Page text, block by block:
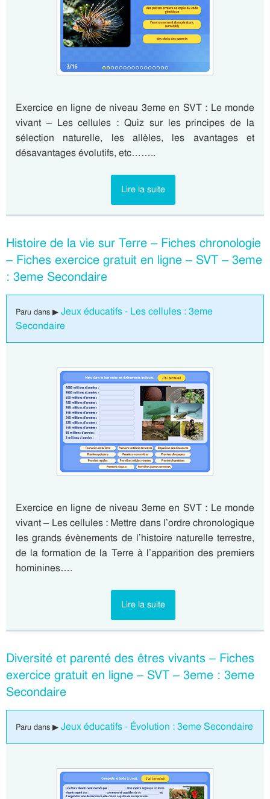
Exercice en ligne de niveau 3eme en SVT : Le monde
vivant – Les cellules : Quiz sur les principes de la
sélection naturelle, les allèles, les avantages et
désavantages évolutifs, etc……..
Lire la suite
Histoire de la vie sur Terre – Fiches chronologie
– Fiches exercice gratuit en ligne – SVT – 3eme
: 3eme Secondaire
Paru dans ▶ Jeux éducatifs - Les cellules : 3eme
Secondaire
Exercice en ligne de niveau 3eme en SVT : Le monde
vivant – Les cellules : Mettre dans l’ordre chronologique
les grands évènements de l’histoire naturelle terrestre,
de la formation de la Terre à l’apparition des premiers
hominines….
Lire la suite
Diversité et parenté des êtres vivants – Fiches
exercice gratuit en ligne – SVT – 3eme : 3eme
Secondaire
Paru dans ▶ Jeux éducatifs - Évolution : 3eme Secondaire